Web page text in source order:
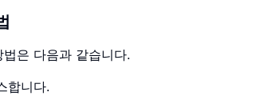
은 다음과 같습니다.
합니다.